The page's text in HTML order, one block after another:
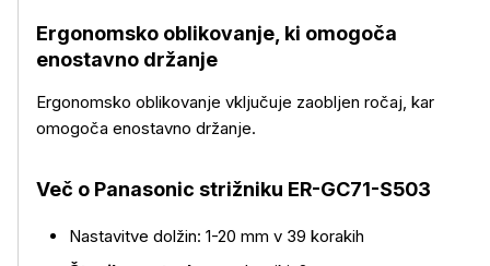
Ergonomsko oblikovanje, ki omogoča
enostavno držanje
Ergonomsko oblikovanje vključuje zaobljen ročaj, kar
omogoča enostavno držanje.
Več o Panasonic strižniku ER-GC71-S503
Nastavitve dolžin: 1-20 mm v 39 korakih